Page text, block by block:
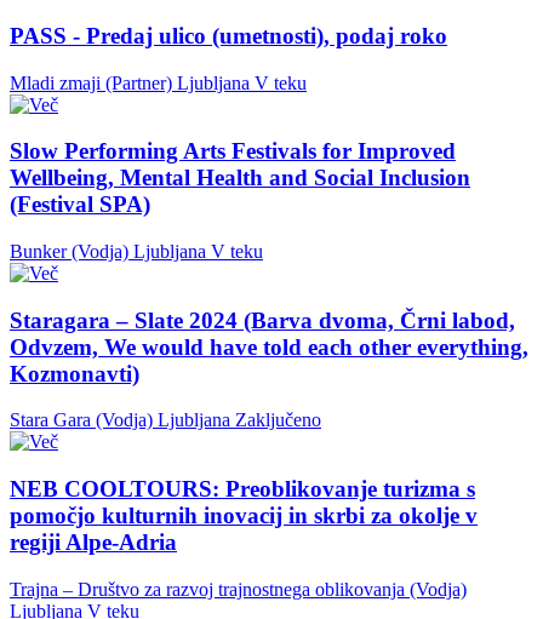
PASS - Predaj ulico (umetnosti), podaj roko
Mladi zmaji (Partner) Ljubljana V teku
Slow Performing Arts Festivals for Improved
Wellbeing, Mental Health and Social Inclusion
(Festival SPA)
Bunker (Vodja) Ljubljana V teku
Staragara – Slate 2024 (Barva dvoma, Črni labod,
Odvzem, We would have told each other everything,
Kozmonavti)
Stara Gara (Vodja) Ljubljana Zaključeno
NEB COOLTOURS: Preoblikovanje turizma s
pomočjo kulturnih inovacij in skrbi za okolje v
regiji Alpe-Adria
Trajna – Društvo za razvoj trajnostnega oblikovanja (Vodja)
Ljubljana V teku